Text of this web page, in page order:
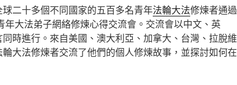
二十多個不同國家的五百多名青年法輪大法修煉者通過
大法弟子網絡修煉心得交流會。交流會以中文、英
時進行。來自美國、澳大利亞、加拿大、台灣、拉脫維
大法修煉者交流了他們的個人修煉故事，並探討如何在